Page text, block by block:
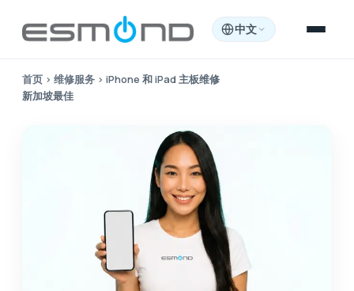
中文
首页 › 维修服务 › iPhone 和 iPad 主板维修
新加坡最佳